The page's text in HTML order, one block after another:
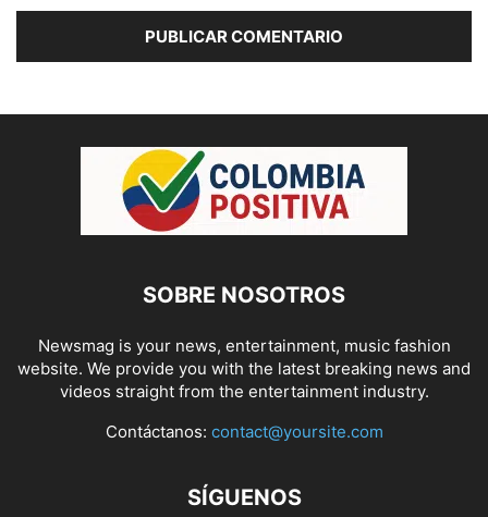
SOBRE NOSOTROS
Newsmag is your news, entertainment, music fashion
website. We provide you with the latest breaking news and
videos straight from the entertainment industry.
Contáctanos: contact@yoursite.com
SÍGUENOS